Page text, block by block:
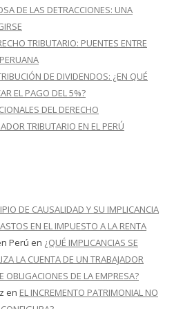
DE LAS DETRACCIONES: UNA
TRIBUTARIO: PUENTES ENTRE
DE DIVIDENDOS: ¿EN QUÉ
EL PAGO DEL 5%?
DEL DERECHO
TRIBUTARIO EN EL PERÚ
DE CAUSALIDAD Y SU IMPLICANCIA
EN EL IMPUESTO A LA RENTA
Perú en ¿QUÉ IMPLICANCIAS SE
LA CUENTA DE UN TRABAJADOR
OBLIGACIONES DE LA EMPRESA?
en EL INCREMENTO PATRIMONIAL NO